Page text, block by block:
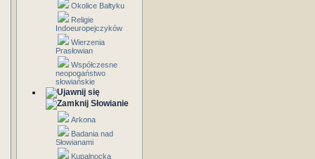
Okolice Bałtyku
Religie
Indoeuropejczyków
Wierzenia
Prasłowian
Współczesne
neopogaństwo
słowiańskie
Słowianie
Arkona
Badania nad
Słowianami
Kupalnocka